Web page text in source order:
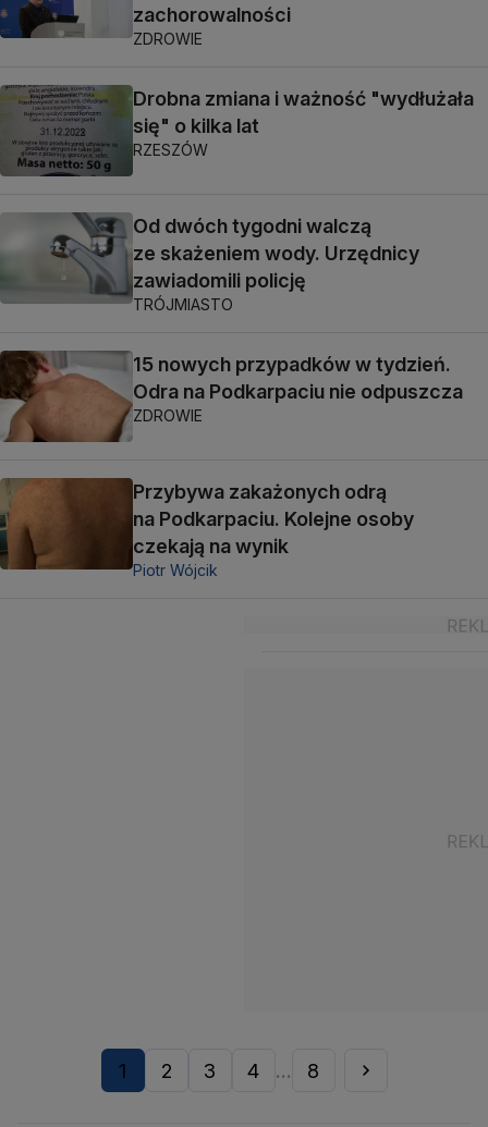
zachorowalności
ZDROWIE
Drobna zmiana i ważność "wydłużała
się" o kilka lat
RZESZÓW
Od dwóch tygodni walczą
ze skażeniem wody. Urzędnicy
zawiadomili policję
TRÓJMIASTO
15 nowych przypadków w tydzień.
Odra na Podkarpaciu nie odpuszcza
ZDROWIE
Przybywa zakażonych odrą
na Podkarpaciu. Kolejne osoby
czekają na wynik
Piotr Wójcik
1 2 3 4 ... 8